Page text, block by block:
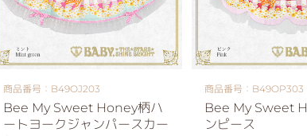
商品番号：B49OJ203
Bee My Sweet Honey柄ハ
ートヨークジャンパースカー
商品番号：B49OP303
Bee My Sweet
ンピース